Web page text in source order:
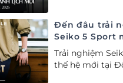
Đến đâu trải
Seiko 5 Sport
Trải nghiệm
thế hệ mới tại